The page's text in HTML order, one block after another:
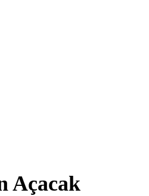
Açacak